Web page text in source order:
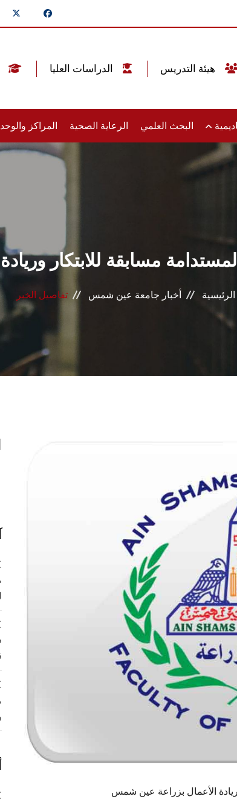
البحث العلمي الرعاية الصحية المراكز
مسابقة للابتكار
الرئيسية أخبار جامعة عين شمس تفاصيل الخبر
وريادة الأعمال بزراعة عين شمس